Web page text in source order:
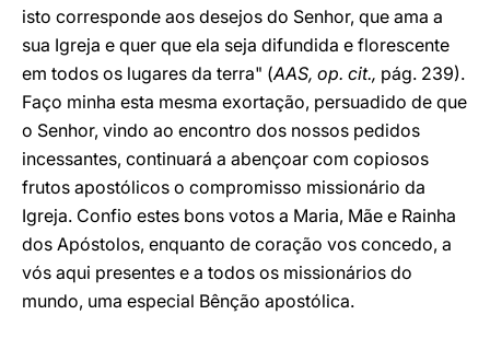
isto corresponde aos desejos do Senhor, que ama a
sua Igreja e quer que ela seja difundida e florescente
em todos os lugares da terra" (AAS, op. cit., pág. 239).
Faço minha esta mesma exortação, persuadido de que
o Senhor, vindo ao encontro dos nossos pedidos
incessantes, continuará a abençoar com copiosos
frutos apostólicos o compromisso missionário da
Igreja. Confio estes bons votos a Maria, Mãe e Rainha
dos Apóstolos, enquanto de coração vos concedo, a
vós aqui presentes e a todos os missionários do
mundo, uma especial Bênção apostólica.